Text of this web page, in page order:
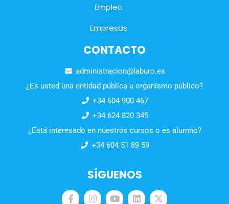
Empleo
Empresas
CONTACTO
administracion@laburo.es
¿Es usted una entidad pública u organismo público?
+34 604 900 467
+34 624 820 345
¿Está interesado en nuestros cursos o es alumno?
+34 604 51 89 59
SÍGUENOS